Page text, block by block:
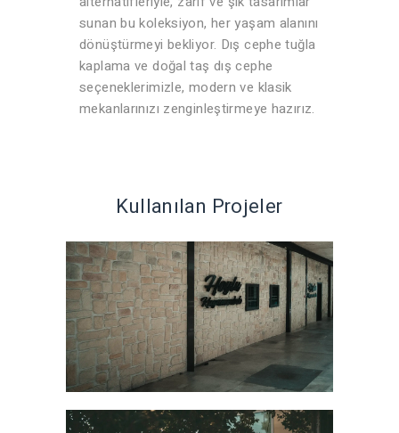
sunan bu koleksiyon, her yaşam alanını
dönüştürmeyi bekliyor. Dış cephe tuğla
kaplama ve doğal taş dış cephe
seçeneklerimizle, modern ve klasik
mekanlarınızı zenginleştirmeye hazırız.
Kullanılan Projeler